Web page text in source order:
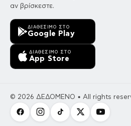
αν βρίσκεστε.
ΔΙΑΘΈΣΙΜΟ ΣΤΟ
Google Play
ΔΙΑΘΈΣΙΜΟ ΣΤΟ
App Store
© 2026 ΔΕΔΟΜΕΝΟ • All rights